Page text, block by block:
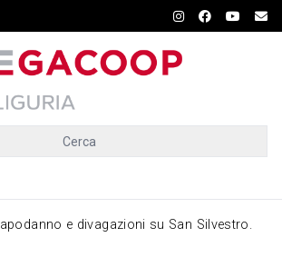
Cerca
e divagazioni su San Silvestro.